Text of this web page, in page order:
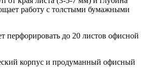
работу с толстыми бумажными
перфорировать до 20 листов офисной
корпус и продуманный офисный